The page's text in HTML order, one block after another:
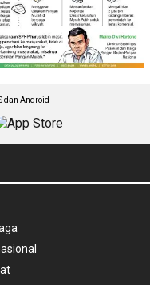
dan Android